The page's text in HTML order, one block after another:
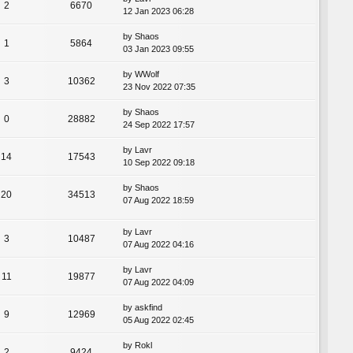
2 6670
12 Jan 2023 06:28
1 5864
by Shaos
03 Jan 2023 09:55
3 10362
by WWolf
23 Nov 2022 07:35
0 28882
by Shaos
24 Sep 2022 17:57
14 17543
by
Lavr
10 Sep 2022 09:18
20 34513
by Shaos
07 Aug 2022 18:59
3 10487
by
Lavr
07 Aug 2022 04:16
11 19877
by
Lavr
07 Aug 2022 04:09
9 12969
by askfind
05 Aug 2022 02:45
by Rokl